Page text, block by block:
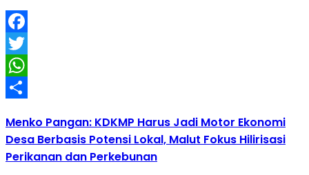
Facebook
Twitter
WhatsApp
Menko Pangan: KDKMP Harus Jadi Motor Ekonomi
Desa Berbasis Potensi Lokal, Malut Fokus Hilirisasi
Perikanan dan Perkebunan